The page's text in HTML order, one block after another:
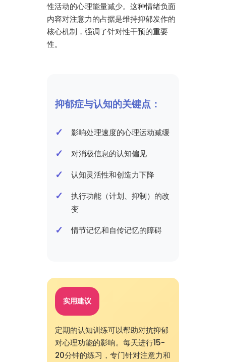
性活动的心理能量减少。这种情绪负面
内容对注意力的占据是维持抑郁发作的
核心机制，强调了针对性干预的重要
性。
抑郁症与认知的关键点：
影响处理速度的心理运动减缓
对消极信息的认知偏见
认知灵活性和创造力下降
执行功能（计划、抑制）的改
变
情节记忆和自传记忆的障碍
实用建议
定期的认知训练可以帮助对抗抑郁
对心理功能的影响。每天进行15-
20分钟的练习，专门针对注意力和